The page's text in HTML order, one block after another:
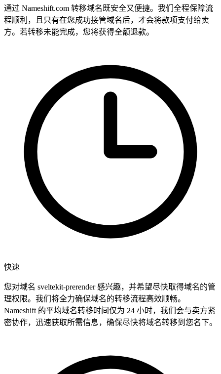
通过 Nameshift.com 转移域名既安全又便捷。我们全程保障流
程顺利，且只有在您成功接管域名后，才会将款项支付给卖
方。若转移未能完成，您将获得全额退款。
快速
您对域名 sveltekit-prerender 感兴趣，并希望尽快取得域名的管
理权限。我们将全力确保域名的转移流程高效顺畅。
Nameshift 的平均域名转移时间仅为 24 小时，我们会与卖方紧
密协作，迅速获取所需信息，确保尽快将域名转移到您名下。